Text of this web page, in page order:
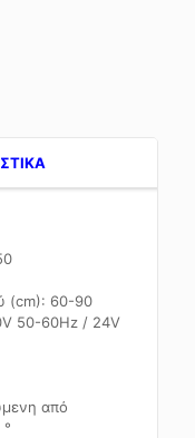
(cm): 60-90
50-60Hz / 24V
από